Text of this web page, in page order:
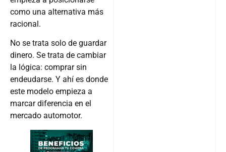
racional.
dinero. Se trata de cambiar
la lógica: comprar sin
endeudarse. Y ahí es donde
este modelo empieza a
marcar diferencia en el
mercado automotor.